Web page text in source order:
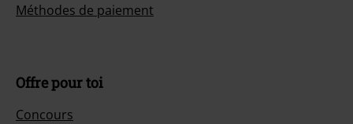
Méthodes de paiement
Offre pour toi
Concours